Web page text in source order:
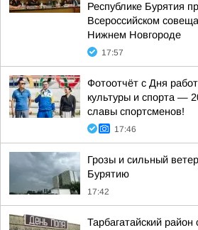
Республике Бурятия
Всероссийском
Нижнем Новгороде
17:57
Фотоотчёт с Дня
культуры и спорта —
славы спортсменов!
17:46
Грозы и сильный
Бурятию
17:42
Тарбагатайский район